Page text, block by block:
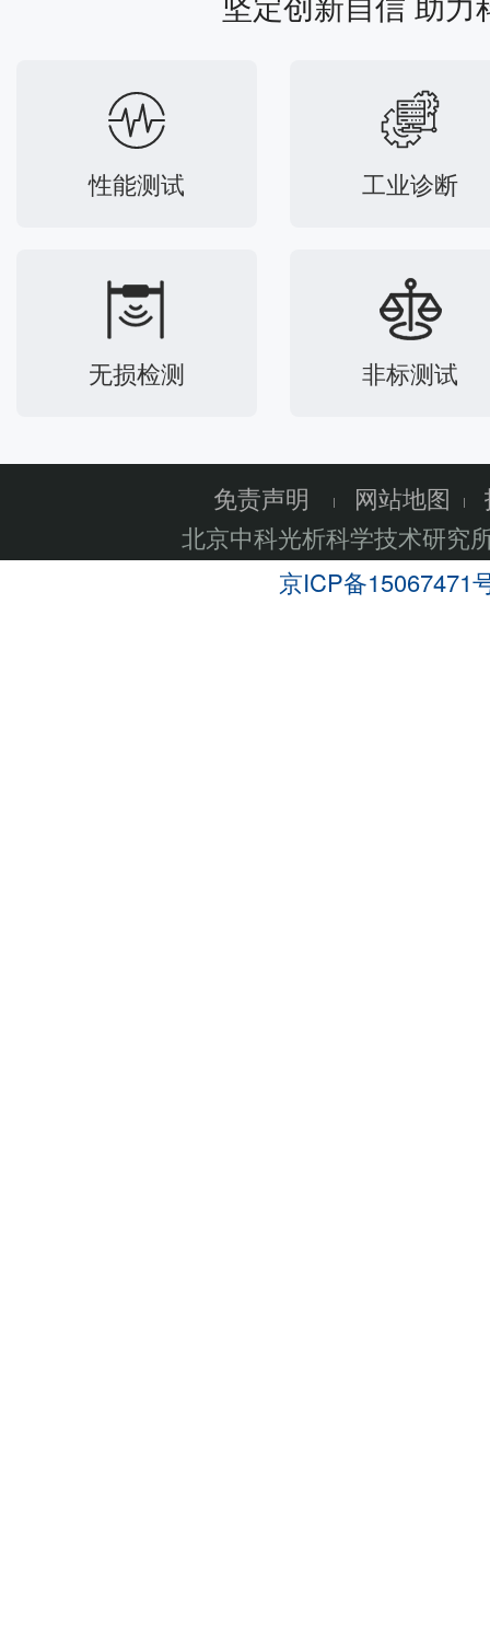
性能测试 工业诊断
无损检测 非标测试
免责声明 网站地图
北京中科光析科学技术研究
京ICP备15067471